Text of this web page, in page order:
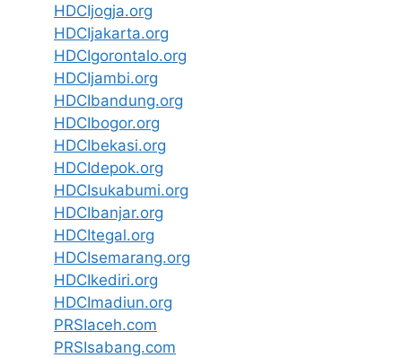
HDCIjogja.org
HDCIjakarta.org
HDCIgorontalo.org
HDCIjambi.org
HDCIbandung.org
HDCIbogor.org
HDCIbekasi.org
HDCIdepok.org
HDCIsukabumi.org
HDCIbanjar.org
HDCItegal.org
HDCIsemarang.org
HDCIkediri.org
HDCImadiun.org
PRSIaceh.com
PRSIsabang.com